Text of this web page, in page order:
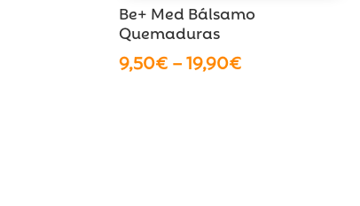
Be+ Med Bálsamo
Quemaduras
9,50€ –19,90€